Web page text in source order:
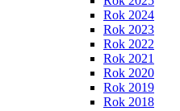
Rok 2024
Rok 2023
Rok 2022
Rok 2021
Rok 2020
Rok 2019
Rok 2018